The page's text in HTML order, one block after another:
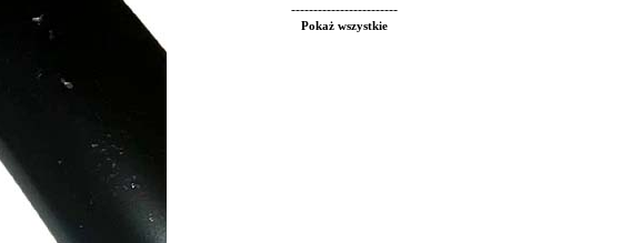
------------------------
Pokaż wszystkie